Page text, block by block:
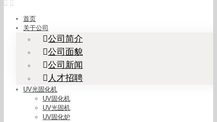
首页
关于公司
公司简介
公司面貌
公司新闻
人才招聘
UV光固化机
UV固化机
UV光固机
UV固化炉